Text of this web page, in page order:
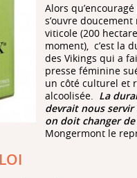
Alors
s’ouvre
viticole (200
moment), c’est la
des Vikings qui a
presse féminine
un côté culturel et
alcoolisée. La
devrait nous
on doit changer
Mongermont le